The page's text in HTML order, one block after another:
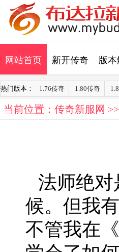
网站首页 新开传奇 版
热门版本： 1.76传奇 1.80传奇
当前位置： 传奇新服网 >>
法师绝对
候。但我
不管我在